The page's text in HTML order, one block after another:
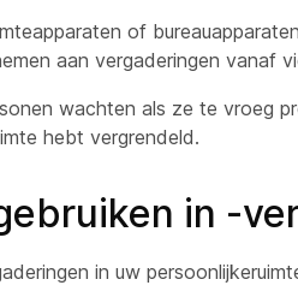
of
aan vergaderingen vanaf
wachten als ze te vroeg
hebt vergrendeld.
in -
in uw